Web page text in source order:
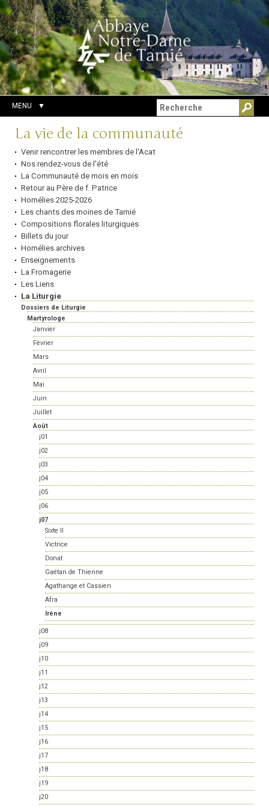
Aller
au
contenu.
|
Aller
à
la
navigation
Outils
personnels
Chercher par
Recherche
avancée…
MENU
Navigation
La vie de la communauté
Venir rencontrer les membres de l'Acat
Nos rendez-vous de l'été
La Communauté de mois en mois
Retour au Père de f. Patrice
Homélies 2025-2026
Les chants des moines de Tamié
Compositions florales liturgiques
Billets du jour
Homélies archives
Enseignements
La Fromagerie
Les Liens
La Liturgie
Dossiers de Liturgie
Martyrologe
Janvier
Février
Mars
Avril
Mai
Juin
Juillet
Août
j01
j02
j03
j04
j05
j06
j07
Sixte II
Victrice
Donat
Gaëtan de Thienne
Agathange et Cassien
Afra
Irène
j08
j09
j10
j11
j12
j13
j14
j15
j16
j17
j18
j19
j20